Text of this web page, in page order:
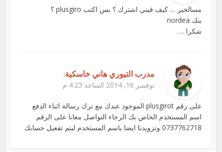
مسالخير … كيف فيني اشترك ؟ بس اكتب plusgiro ؟
بنك nordea
شكرا …
مدرب التيوري هاني خاسكية:
نوفمبر 16, 2014 الساعة 4:23 م
على رقم plusgirot الموجود عندك مع ترك رسالة اثناء الدفع
اسم المستخدم الخاص بك الرجاء التواصل معانا على الرقم
0737762718 وتزويدنا ايضا باسم المستخدم ليتم تفعيل حسابك